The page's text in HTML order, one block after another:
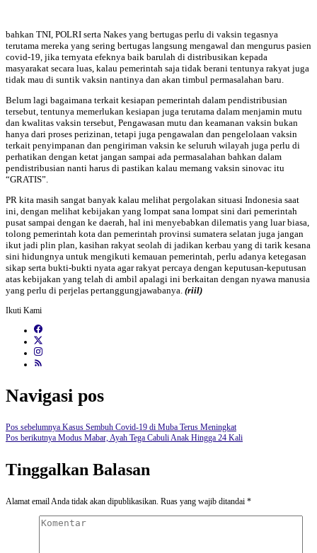
bahkan TNI, POLRI serta Nakes yang bertugas perlu di vaksin tegasnya
terutama mereka yang sering bertugas langsung mengawal dan mengurus pasien
covid-19, jika ternyata efeknya baik barulah di distribusikan kepada
masyarakat secara luas, kalau pemerintah saja tidak berani tentunya rakyat juga
tidak mau di suntik vaksin nantinya dan akan timbul permasalahan baru.
Belum lagi bagaimana terkait kesiapan pemerintah dalam pendistribusian
tersebut, tentunya memerlukan kesiapan juga terutama dalam menjamin mutu
dan kwalitas vaksin tersebut, Pengawasan mutu dan keamanan vaksin bukan
hanya dari proses perizinan, tetapi juga pengawalan dan pengelolaan vaksin
terkait penyimpanan dan pengiriman vaksin ke seluruh wilayah juga perlu di
perhatikan dengan ketat jangan sampai ada permasalahan bahkan dalam
pendistribusian nanti harus di pastikan kalau memang vaksin sinovac itu
“GRATIS”.
PR kita masih sangat banyak kalau melihat pergolakan situasi Indonesia saat
ini, dengan melihat kebijakan yang lompat sana lompat sini dari pemerintah
pusat sampai dengan ke daerah, hal ini menyebabkan dilematis yang luar biasa,
tolong pemerintah kota dan pemerintah provinsi sumatera selatan juga jangan
ikut jadi plin plan, kasihan rakyat seolah di jadikan kerbau yang di tarik kesana
sini hidungnya untuk mengikuti kemauan pemerintah, perlu adanya ketegasan
sikap serta bukti-bukti nyata agar rakyat percaya dengan keputusan-keputusan
atas kebijakan yang telah di ambil apalagi ini berkaitan dengan nyawa manusia
yang perlu di perjelas pertanggungjawabanya. (riil)
Ikuti Kami
Navigasi pos
Pos sebelumnya Kasus Sembuh Covid-19 di Muba Terus Meningkat
Pos berikutnya Modus Mabar, Ayah Tega Cabuli Anak Hingga 24 Kali
Tinggalkan Balasan
Alamat email Anda tidak akan dipublikasikan. Ruas yang wajib ditandai *